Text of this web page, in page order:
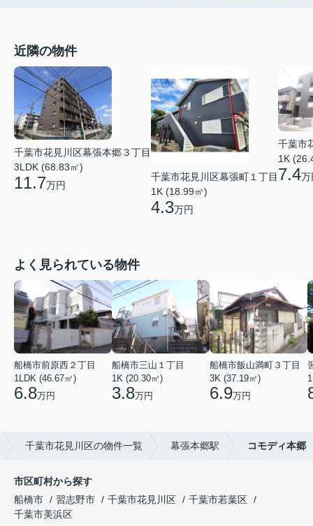
近隣の物件
千葉市花見川区幕張本郷３丁目
3LDK (68.83㎡)
11.7万円
千葉市花見川区幕張町１丁目
1K (18.99㎡)
4.3万円
千葉市
1K
7.4万
よく見られている物件
船橋市前原西２丁目
1LDK (46.67㎡)
6.8万円
船橋市三山１丁目
1K (20.30㎡)
3.8万円
船橋市飯山満町３丁目
3K (37.19㎡)
6.9万円
千葉市花見川区の物件一覧 幕張本郷駅 コモディ本郷
市区町村から探す
船橋市
習志野市 千葉市花見川区
千葉市若葉区
千葉市美浜区